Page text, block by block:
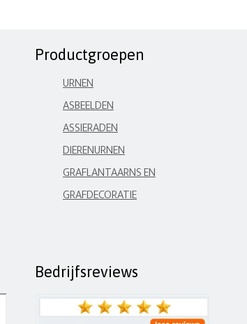
Productgroepen
URNEN
ASBEELDEN
ASSIERADEN
DIERENURNEN
GRAFLANTAARNS EN
GRAFDECORATIE
Bedrijfsreviews